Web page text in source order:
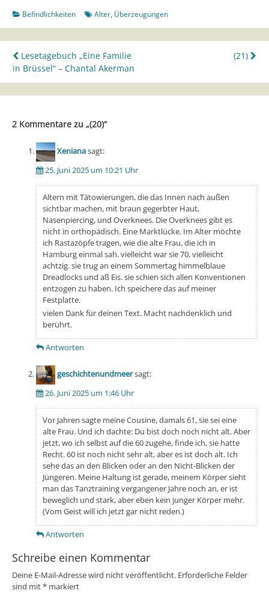
Befindlichkeiten Alter, Überzeugungen
Beitragsnavigation
Lesetagebuch „Eine Familie
in Brüssel“ – Chantal Akerman
(21)
2 Kommentare zu „(20)“
Xenianasagt:
25. Juni 2025 um 10:21 Uhr
Altern mit Tätowierungen, die das Innen nach außen
sichtbar machen, mit braun gegerbter Haut,
Nasenpiercing, und Overknees. Die Overknees gibt es
nicht in orthopädisch. Eine Marktlücke. Im Alter möchte
ich Rastazöpfe tragen, wie die alte Frau, die ich in
Hamburg einmal sah. vielleicht war sie 70, vielleicht
achtzig. sie trug an einem Sommertag himmelblaue
Dreadlocks und aß Eis. sie schien sich allen Konventionen
entzogen zu haben. Ich speichere das auf meiner
Festplatte.
vielen Dank für deinen Text. Macht nachdenklich und
berührt.
Antworten
geschichtenundmeersagt:
26. Juni 2025 um 1:46 Uhr
Vor Jahren sagte meine Cousine, damals 61, sie sei eine
alte Frau. Und ich dachte: Du bist doch noch nicht alt. Aber
jetzt, wo ich selbst auf die 60 zugehe, finde ich, sie hatte
Recht. 60 ist noch nicht sehr alt, aber es ist doch alt. Ich
sehe das an den Blicken oder an den Nicht-Blicken der
Jüngeren. Meine Haltung ist gerade, meinem Körper sieht
man das Tanztraining vergangener Jahre noch an, er ist
beweglich und stark, aber eben kein junger Körper mehr.
(Vom Geist will ich jetzt gar nicht reden.)
Antworten
Schreibe einen Kommentar
Deine E-Mail-Adresse wird nicht veröffentlicht. Erforderliche Felder
sind mit*markiert